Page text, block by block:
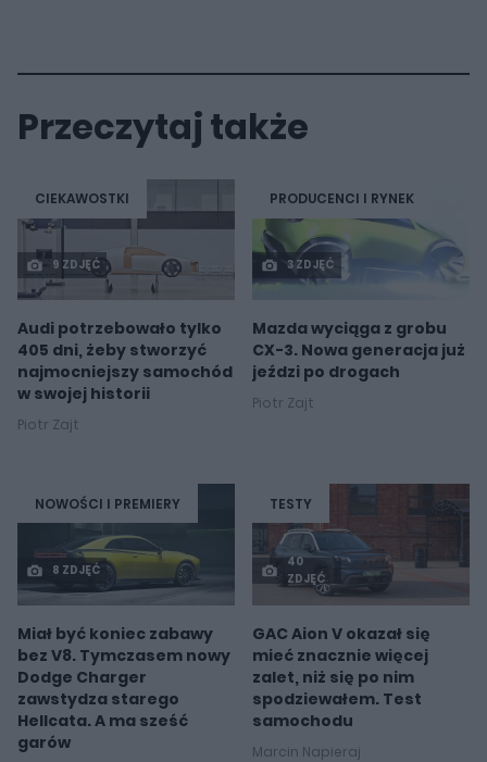
Przeczytaj także
CIEKAWOSTKI
9 ZDJĘĆ
Audi potrzebowało tylko
405 dni, żeby stworzyć
najmocniejszy samochód
w swojej historii
Piotr Zajt
PRODUCENCI I RYNEK
3 ZDJĘĆ
Mazda wyciąga z grobu
CX-3. Nowa generacja już
jeździ po drogach
Piotr Zajt
NOWOŚCI I PREMIERY
8 ZDJĘĆ
Miał być koniec zabawy
bez V8. Tymczasem nowy
Dodge Charger
zawstydza starego
Hellcata. A ma sześć
garów
TESTY
40
ZDJĘĆ
GAC Aion V okazał się
mieć znacznie więcej
zalet, niż się po nim
spodziewałem. Test
samochodu
Marcin Napieraj